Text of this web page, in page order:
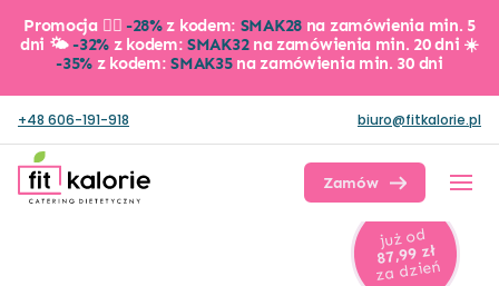
Promocja 👉🏼 -28%z kodem: SMAK28 na zamówienia min. 5
dni 🌤️-32% z kodem:SMAK32na zamówienia min. 20 dni ☀️
-35% z kodem:SMAK35na zamówienia min. 30 dni
+48 606-191-918 biuro@fitkalorie.pl
Zamów dietę
już od
87,99 zł
za dzień